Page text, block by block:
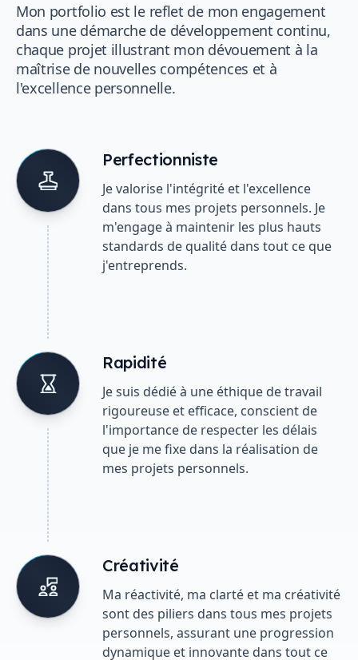
Mon portfolio est le reflet de mon engagement
dans une démarche de développement continu,
chaque projet illustrant mon dévouement à la
maîtrise de nouvelles compétences et à
l'excellence personnelle.
Perfectionniste
Je valorise l'intégrité et l'excellence
dans tous mes projets personnels. Je
m'engage à maintenir les plus hauts
standards de qualité dans tout ce que
j'entreprends.
Rapidité
Je suis dédié à une éthique de travail
rigoureuse et efficace, conscient de
l'importance de respecter les délais
que je me fixe dans la réalisation de
mes projets personnels.
Créativité
Ma réactivité, ma clarté et ma créativité
sont des piliers dans tous mes projets
personnels, assurant une progression
dynamique et innovante dans tout ce